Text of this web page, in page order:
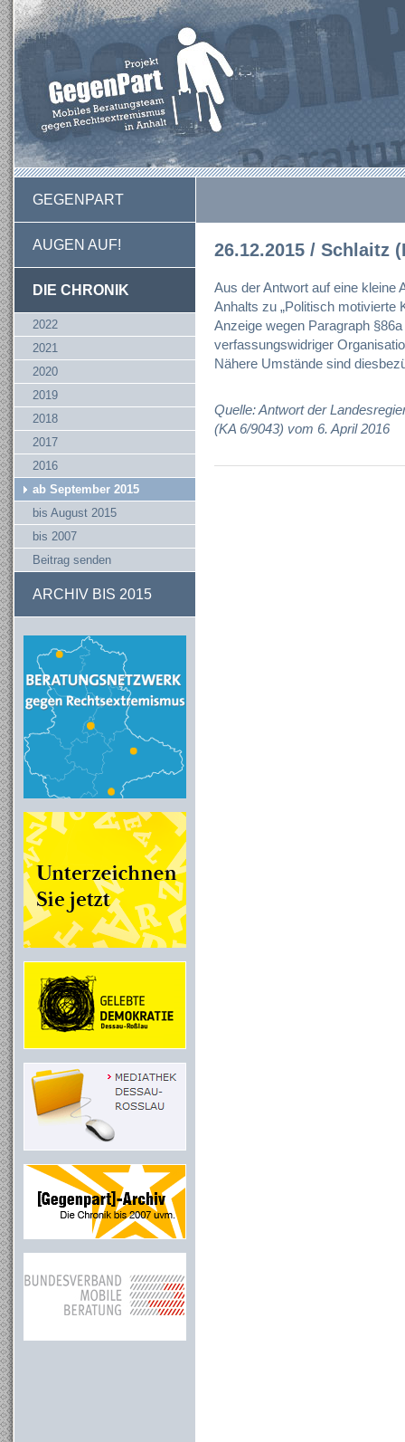
GEGENPART
AUGEN AUF!
DIE CHRONIK
2022
2021
2020
2019
2018
2017
2016
ab September 2015
bis August 2015
bis 2007
Beitrag senden
ARCHIV BIS 2015
26.12.2015 / Schlaitz
Aus der Antwort auf eine kleine
Anhalts zu „Politisch motivierte
Anzeige wegen Paragraph
verfassungswidriger
Nähere Umstände sind
Quelle: Antwort der
(KA 6/9043) vom 6. April 2016